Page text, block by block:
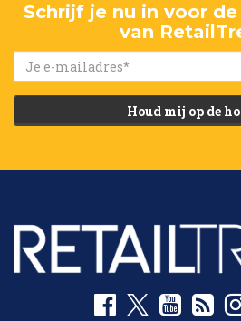
Schrijf je nu in voor
van
Houd mij op de